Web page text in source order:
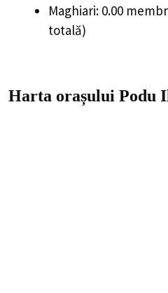
Maghiari: 0.00
totală)
Harta orașului Podu